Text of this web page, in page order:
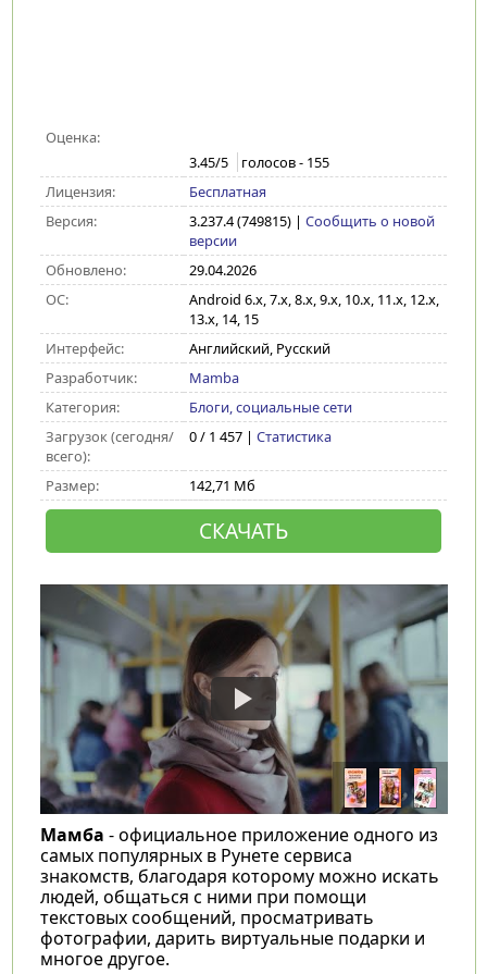
Оценка:
3.45/5 голосов - 155
Лицензия:
Бесплатная
Версия:
3.237.4 (749815)| Сообщить о новой
версии
Обновлено:
29.04.2026
ОС:
Android 6.x, 7.x, 8.x, 9.x, 10.x, 11.x, 12.x,
13.x, 14, 15
Интерфейс:
Английский, Русский
Разработчик:
Mamba
Категория:
Блоги, социальные сети
Загрузок (сегодня/
всего):
0 / 1 457 | Статистика
Размер: 142,71 Мб
СКАЧАТЬ
Мамба - официальное приложение одного из
самых популярных в Рунете сервиса
знакомств, благодаря которому можно искать
людей, общаться с ними при помощи
текстовых сообщений, просматривать
фотографии, дарить виртуальные подарки и
многое другое.